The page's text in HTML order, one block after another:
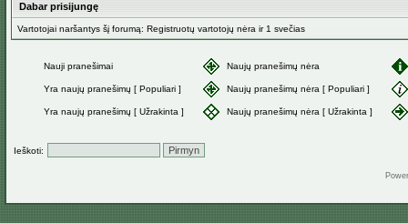
Dabar prisijungę
Vartotojai naršantys šį forumą: Registruotų vartotojų nėra ir 1 svečias
Nauji pranešimai Naujų pranešimų nėra
Yra naujų pranešimų [ Populiari ] Naujų pranešimų nėra [ Populiari ]
Yra naujų pranešimų [ Užrakinta ] Naujų pranešimų nėra [ Užrakinta ]
Ieškoti: